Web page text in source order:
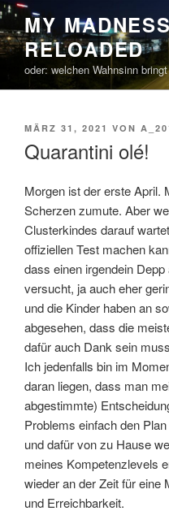
Zum
Inhalt
springen
MY
RELOADED
oder: welchen Wahnsinn
VERÖFFENTLICHT
MÄRZ 31, 2021 VON
Quarantini olé!
Morgen ist der erste April.
Scherzen zumute. Aber
Clusterkindes darauf
offiziellen Test machen
dass einen irgendein
versucht, ja auch eher
und die Kinder haben an
abgesehen, dass die
dafür auch Dank sein
Ich jedenfalls bin im
daran liegen, dass man
abgestimmte)
Problems einfach den
und dafür von zu Hause
meines Kompetenzlevels
wieder an der Zeit für eine
und Erreichbarkeit.